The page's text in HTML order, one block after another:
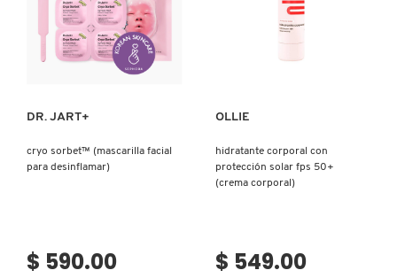
Ver más
DR. JART+
cryo sorbet™ (mascarilla facial
para desinflamar)
$ 590.00
Ver más
OLLIE
hidratante corporal con
protección solar fps 50+
(crema corporal)
$ 549.00